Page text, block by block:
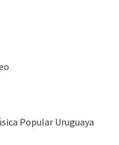
Popular Uruguaya